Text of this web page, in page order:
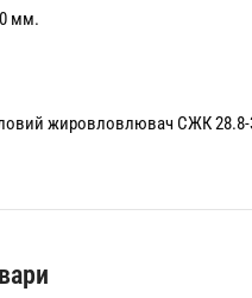
мм.
жировловлювач СЖК 28.8-